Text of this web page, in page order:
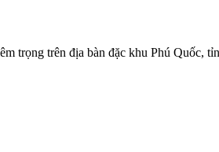
trọng trên địa bàn đặc khu Phú Quốc,